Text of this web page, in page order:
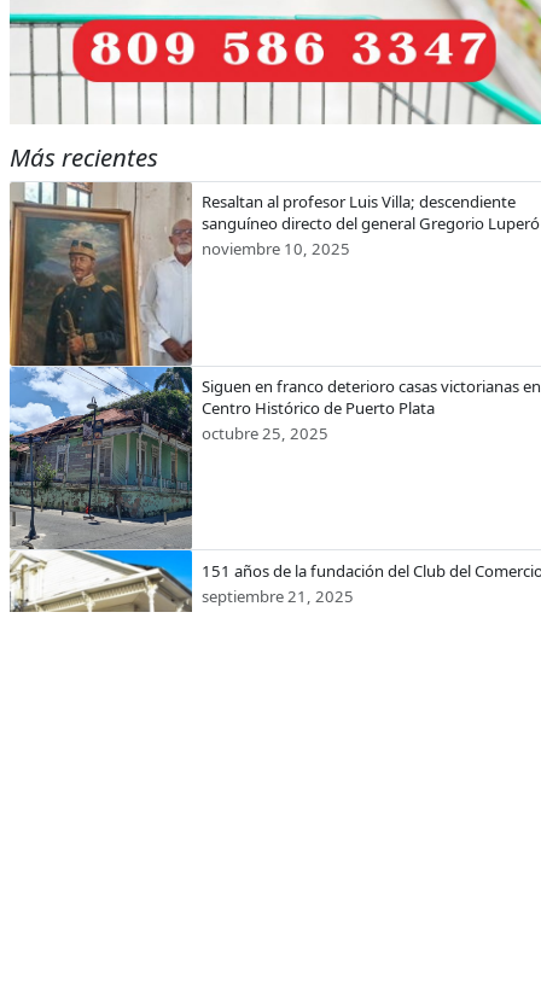
Más recientes
Resaltan al profesor Luis Villa; descendiente
sanguíneo directo del general Gregorio
noviembre 10, 2025
Siguen en franco deterioro casas victorianas en
Centro Histórico de Puerto Plata
octubre 25, 2025
151 años de la fundación del Club del
septiembre 21, 2025